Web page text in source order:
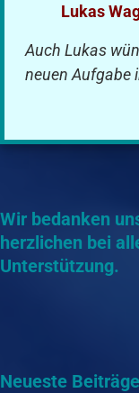
Lukas
Auch Lukas
neuen Aufgabe
Wir bedanken
herzlichen bei
Unterstützung.
Neueste Beiträge